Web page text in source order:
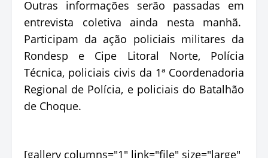
Outras informações serão passadas em
entrevista coletiva ainda nesta manhã.
Participam da ação policiais militares da
Rondesp e Cipe Litoral Norte, Polícia
Técnica, policiais civis da 1ª Coordenadoria
Regional de Polícia, e policiais do Batalhão
de Choque.
[gallery columns="1" link="file" size="large"